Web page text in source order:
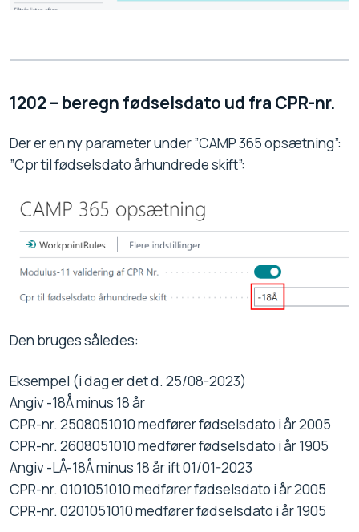
1202 – beregn fødselsdato ud fra CPR-nr.
Der er en ny parameter under ”CAMP 365 opsætning”:
”Cpr til fødselsdato århundrede skift”:
Den bruges således:
Eksempel (i dag er det d. 25/08-2023)
Angiv -18Å minus 18 år
CPR-nr. 2508051010 medfører fødselsdato i år 2005
CPR-nr. 2608051010 medfører fødselsdato i år 1905
Angiv -LÅ-18Å minus 18 år ift 01/01-2023
CPR-nr. 0101051010 medfører fødselsdato i år 2005
CPR-nr. 0201051010 medfører fødselsdato i år 1905